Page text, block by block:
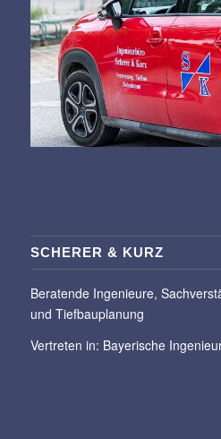
SCHERER & KURZ
Beratende Ingenieure,
und Tiefbauplanung
Vertreten in: Bayerische